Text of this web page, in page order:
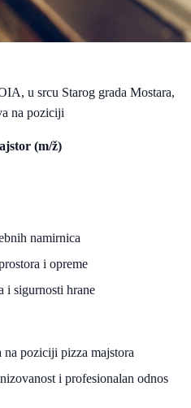
, u srcu Starog grada Mostara,
na poziciji
(m/ž)
namirnica
i opreme
i sigurnosti hrane
poziciji pizza majstora
i profesionalan odnos